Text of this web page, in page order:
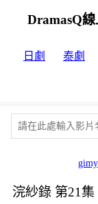
DramasQ
日劇 泰劇
gimy
浣紗錄 第21集